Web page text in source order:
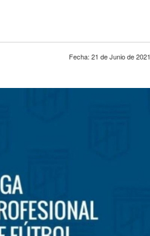
Fecha: 21 de Junio de 2021